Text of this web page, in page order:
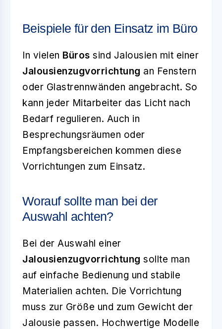
Beispiele für den Einsatz im Büro
In vielen Büros sind Jalousien mit einer
Jalousienzugvorrichtung an Fenstern
oder Glastrennwänden angebracht. So
kann jeder Mitarbeiter das Licht nach
Bedarf regulieren. Auch in
Besprechungsräumen oder
Empfangsbereichen kommen diese
Vorrichtungen zum Einsatz.
Worauf sollte man bei der
Auswahl achten?
Bei der Auswahl einer
Jalousienzugvorrichtung sollte man
auf einfache Bedienung und stabile
Materialien achten. Die Vorrichtung
muss zur Größe und zum Gewicht der
Jalousie passen. Hochwertige Modelle